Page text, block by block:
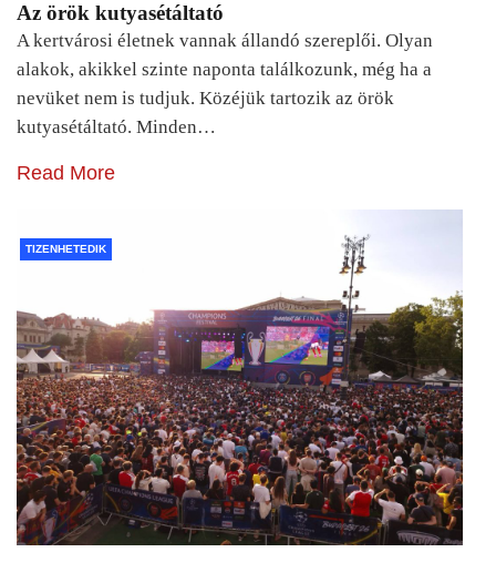
Az örök kutyasétáltató
A kertvárosi életnek vannak állandó szereplői. Olyan
alakok, akikkel szinte naponta találkozunk, még ha a
nevüket nem is tudjuk. Közéjük tartozik az örök
kutyasétáltató. Minden…
Read More
TIZENHETEDIK